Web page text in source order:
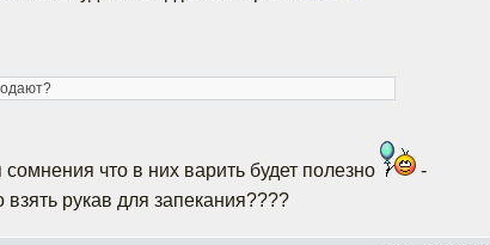
что в них варить будет полезно
-
рукав для запекания????